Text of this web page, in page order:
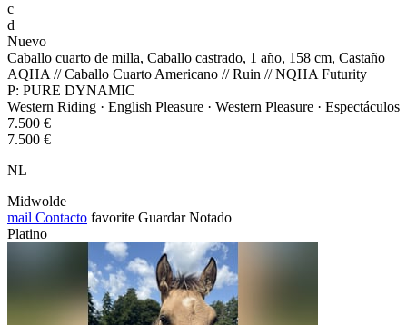
c
d
Nuevo
Caballo cuarto de milla, Caballo castrado, 1 año, 158 cm, Castaño
AQHA // Caballo Cuarto Americano // Ruin // NQHA Futurity
P: PURE DYNAMIC
Western Riding · English Pleasure · Western Pleasure · Espectáculos
7.500 €
7.500 €
NL
Midwolde
mail Contacto favorite Guardar Notado
Platino